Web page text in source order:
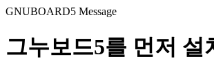
GNUBOARD5 Message
그누보드5를 먼저 설